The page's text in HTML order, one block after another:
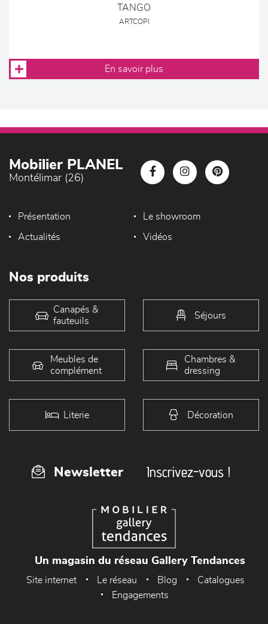
TANGO
ARTCOPI
En savoir plus
Mobilier PLANEL
Montélimar (26)
Présentation Le showroom
Actualités Vidéos
Nos produits
Canapés &
fauteuils
Séjours
Meubles de
complément
Chambres &
dressing
Literie Décoration
Newsletter Inscrivez-vous !
Un magasin du réseau Gallery Tendances
Site internet Le réseau Blog
Catalogues
Engagements